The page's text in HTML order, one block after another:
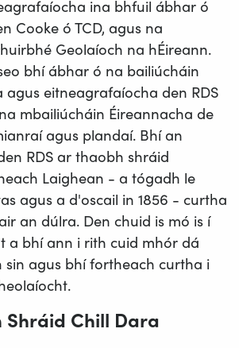
ina bhfuil ábhar ó
Cooke ó TCD, agus na
Geolaíoch na hÉireann.
bhí ábhar ó na bailiúcháin
agus eitneagrafaíocha den RDS
mbailiúcháin Éireannacha de
agus plandaí. Bhí an
RDS ar thaobh shráid
Laighean - a tógadh le
agus a d'oscail in 1856 - curtha
an dúlra. Den chuid is mó is í
a bhí ann i rith cuid mhór dá
agus bhí fortheach curtha i
Shráid Chill Dara